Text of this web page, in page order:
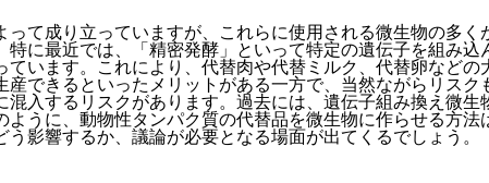
て成り立っていますが、これらに使用される微生物の多
に最近では、「精密発酵」といって特定の遺伝子を組み
います。これにより、代替肉や代替ミルク、代替卵などの
できるといったメリットがある一方で、当然ながらリス
入するリスクがあります。過去には、遺伝子組み換え微
うに、動物性タンパク質の代替品を微生物に作らせる方
影響するか、議論が必要となる場面が出てくるでしょう。